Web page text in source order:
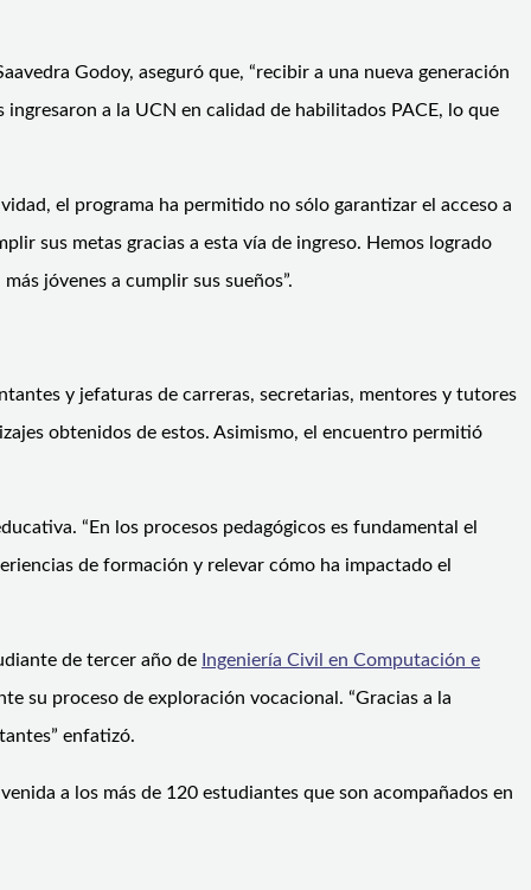
Godoy, aseguró que, “recibir a una nueva generación
a la UCN en calidad de habilitados PACE, lo que
el programa ha permitido no sólo garantizar el acceso a
sus metas gracias a esta vía de ingreso. Hemos logrado
jóvenes a cumplir sus sueños”.
y jefaturas de carreras, secretarias, mentores y tutores
obtenidos de estos. Asimismo, el encuentro permitió
“En los procesos pedagógicos es fundamental el
de formación y relevar cómo ha impactado el
de tercer año de Ingeniería Civil en Computación e
su proceso de exploración vocacional. “Gracias a la
enfatizó.
a los más de 120 estudiantes que son acompañados en